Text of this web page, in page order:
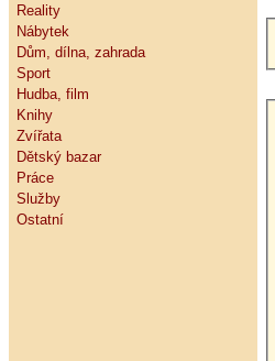
Reality
Nábytek
Dům, dílna, zahrada
Sport
Hudba, film
Knihy
Zvířata
Dětský bazar
Práce
Služby
Ostatní